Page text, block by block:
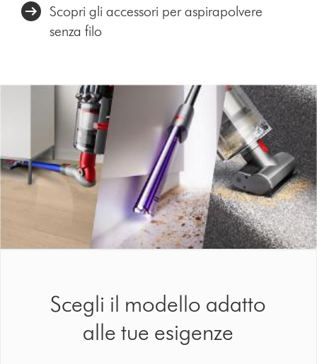
Scopri gli accessori per aspirapolvere
senza filo
Scegli il modello adatto
alle tue esigenze